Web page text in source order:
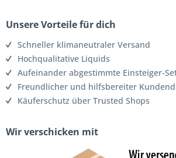
Unsere Vorteile für dich
Schneller klimaneutraler Versand
Hochqualitative Liquids
Aufeinander abgestimmte Einsteiger-
Freundlicher und hilfsbereiter
Käuferschutz über Trusted Shops
Wir verschicken mit